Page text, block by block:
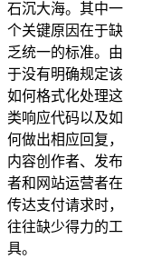
石沉大海。其中一
个关键原因在于缺
乏统一的标准。由
于没有明确规定该
如何格式化处理这
类响应代码以及如
何做出相应回复，
内容创作者、发布
者和网站运营者在
传达支付请求时，
往往缺少得力的工
具。